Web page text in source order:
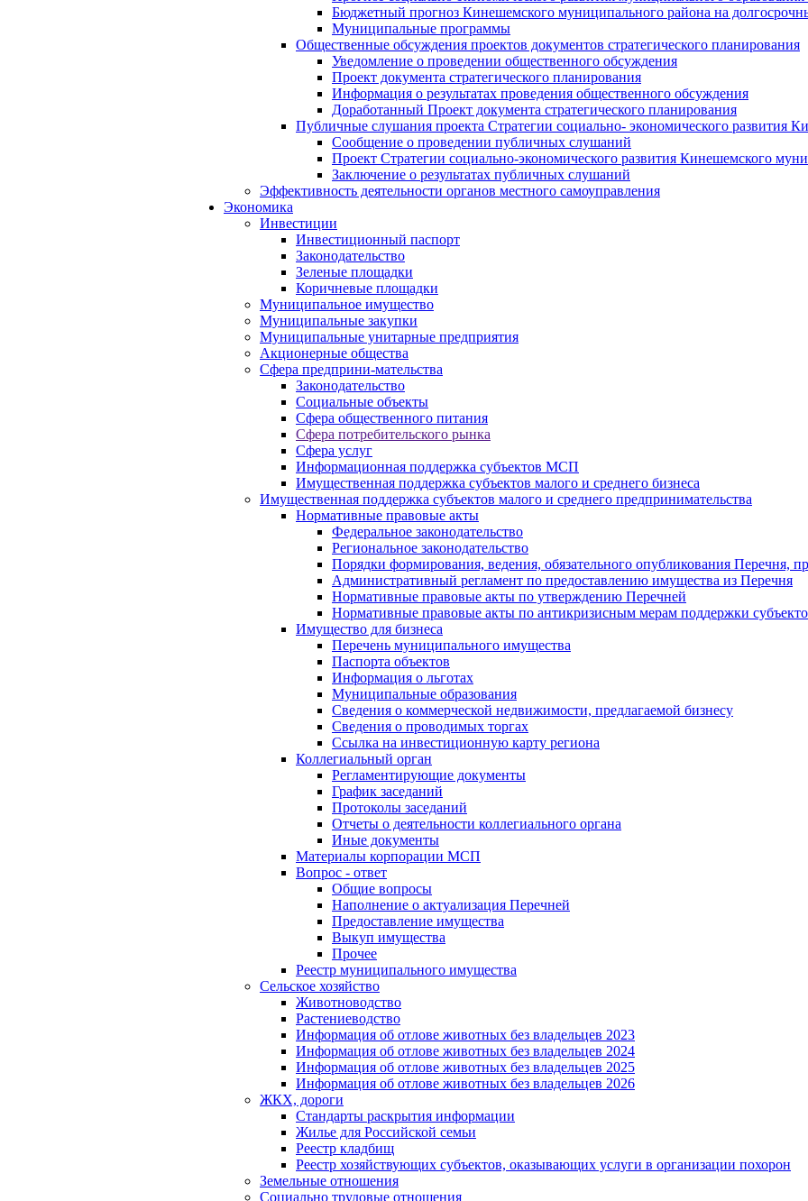
Бюджетный прогноз Кинешемского муниципального района на
Муниципальные программы
Общественные обсуждения проектов документов стратегического планирования
Уведомление о проведении общественного обсуждения
Проект документа стратегического планирования
Информация о результатах проведения общественного обсуждения
Доработанный Проект документа стратегического планирования
Публичные слушания проекта Стратегии социально- экономического развития
Сообщение о проведении публичных слушаний
Проект Стратегии социально-экономического развития Кинешемского
Заключение о результатах публичных слушаний
Эффективность деятельности органов местного самоуправления
Экономика
Инвестиции
Инвестиционный паспорт
Законодательство
Зеленые площадки
Коричневые площадки
Муниципальное имущество
Муниципальные закупки
Муниципальные унитарные предприятия
Акционерные общества
Сфера предприни-мательства
Законодательство
Социальные объекты
Сфера общественного питания
Сфера потребительского рынка
Сфера услуг
Информационная поддержка субъектов МСП
Имущественная поддержка субъектов малого и среднего бизнеса
Имущественная поддержка субъектов малого и среднего предпринимательства
Нормативные правовые акты
Федеральное законодательство
Региональное законодательство
Порядки формирования, ведения, обязательного опубликования Перечня,
Административный регламент по предоставлению имущества из Перечня
Нормативные правовые акты по утверждению Перечней
Нормативные правовые акты по антикризисным мерам поддержки
Имущество для бизнеса
Перечень муниципального имущества
Паспорта объектов
Информация о льготах
Муниципальные образования
Сведения о коммерческой недвижимости, предлагаемой бизнесу
Сведения о проводимых торгах
Ссылка на инвестиционную карту региона
Коллегиальный орган
Регламентирующие документы
График заседаний
Протоколы заседаний
Отчеты о деятельности коллегиального органа
Иные документы
Материалы корпорации МСП
Вопрос - ответ
Общие вопросы
Наполнение о актуализация Перечней
Предоставление имущества
Выкуп имущества
Прочее
Реестр муниципального имущества
Сельское хозяйство
Животноводство
Растениеводство
Информация об отлове животных без владельцев 2023
Информация об отлове животных без владельцев 2024
Информация об отлове животных без владельцев 2025
Информация об отлове животных без владельцев 2026
ЖКХ, дороги
Стандарты раскрытия информации
Жилье для Российской семьи
Реестр кладбищ
Реестр хозяйствующих субъектов, оказывающих услуги в организации похорон
Земельные отношения
Социально трудовые отношения